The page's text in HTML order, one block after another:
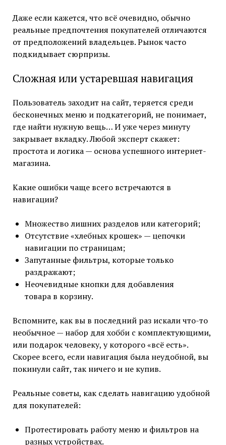
Даже если кажется, что всё очевидно, обычно
реальные предпочтения покупателей отличаются
от предположений владельцев. Рынок часто
подкидывает сюрпризы.
Сложная или устаревшая навигация
Пользователь заходит на сайт, теряется среди
бесконечных меню и подкатегорий, не понимает,
где найти нужную вещь… И уже через минуту
закрывает вкладку. Любой эксперт скажет:
простота и логика — основа успешного интернет-
магазина.
Какие ошибки чаще всего встречаются в
навигации?
Множество лишних разделов или категорий;
Отсутствие «хлебных крошек» — цепочки
навигации по страницам;
Запутанные фильтры, которые только
раздражают;
Неочевидные кнопки для добавления
товара в корзину.
Вспомните, как вы в последний раз искали что-то
необычное — набор для хобби с комплектующими,
или подарок человеку, у которого «всё есть».
Скорее всего, если навигация была неудобной, вы
покинули сайт, так ничего и не купив.
Реальные советы, как сделать навигацию удобной
для покупателей:
Протестировать работу меню и фильтров на
разных устройствах.